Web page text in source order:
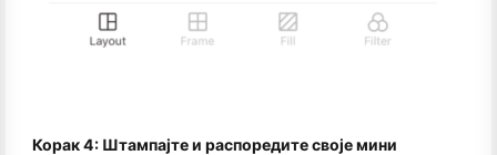
Корак 4: Штампајте и распоредите своје мини